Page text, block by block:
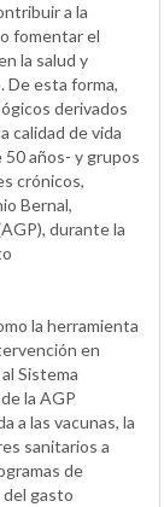
a la
fomentar el
la salud y
De esta forma,
derivados
calidad de vida
50 años- y grupos
crónicos,
Bernal,
durante la
la herramienta
en
Sistema
la AGP
a las vacunas, la
sanitarios a
de
gasto